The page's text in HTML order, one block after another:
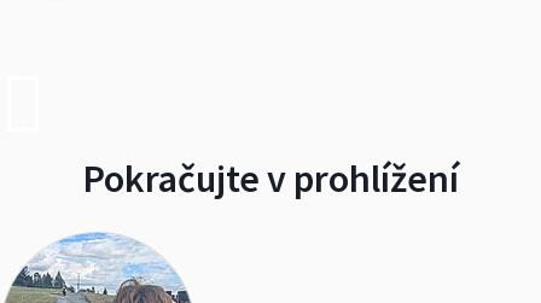
Pokračujte v prohlížení